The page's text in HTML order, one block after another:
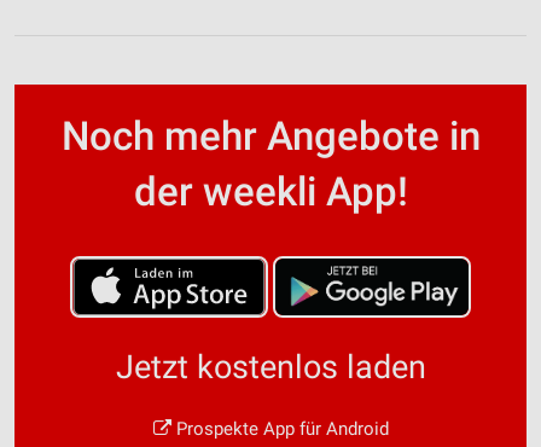
Noch mehr Angebote in
der weekli App!
Jetzt kostenlos laden
Prospekte App für Android